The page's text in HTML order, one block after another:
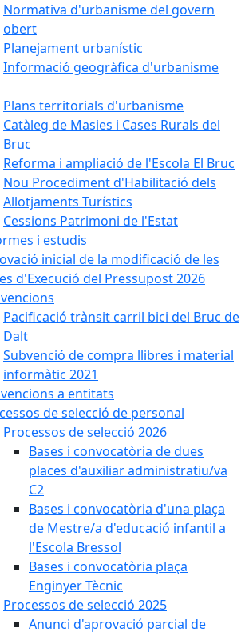
Normativa d'urbanisme del govern
obert
Planejament urbanístic
Informació geogràfica d'urbanisme
Plans territorials d'urbanisme
Catàleg de Masies i Cases Rurals del
Bruc
Reforma i ampliació de l'Escola El Bruc
Nou Procediment d'Habilitació dels
Allotjaments Turístics
Cessions Patrimoni de l'Estat
i estudis
inicial de la modificació de les
d'Execució del Pressupost 2026
Pacificació trànsit carril bici del Bruc de
Dalt
Subvenció de compra llibres i material
informàtic 2021
a entitats
de selecció de personal
Processos de selecció 2026
Bases i convocatòria de dues
places d'auxiliar administratiu/va
C2
Bases i convocatòria d'una plaça
de Mestre/a d'educació infantil a
l'Escola Bressol
Bases i convocatòria plaça
Enginyer Tècnic
Processos de selecció 2025
Anunci d'aprovació parcial de